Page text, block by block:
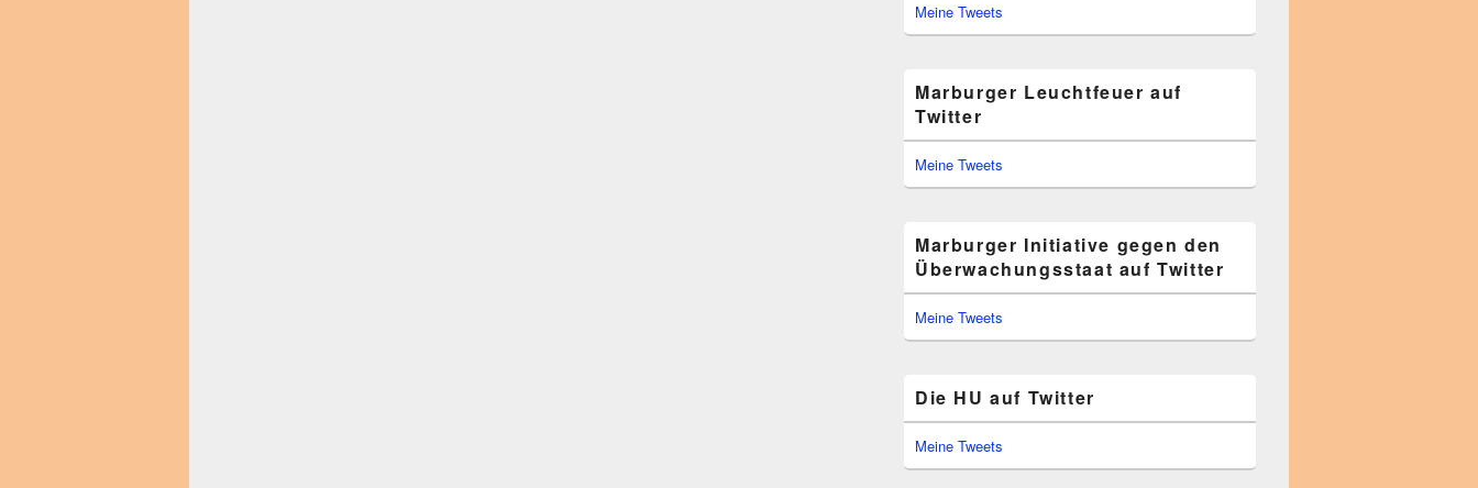
Meine Tweets
Marburger Leuchtfeuer auf
Twitter
Meine Tweets
Marburger Initiative gegen den
Überwachungsstaat auf Twitter
Meine Tweets
Die HU auf Twitter
Meine Tweets